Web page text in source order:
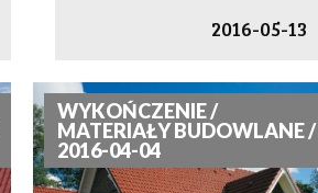
2016-05-13
WYKOŃCZENIE /
MATERIAŁY BUDOWLANE /
2016-04-04